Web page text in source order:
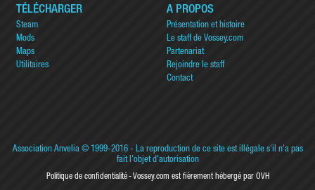
TÉLÉCHARGER
Steam
Mods
Maps
Utilitaires
A PROPOS
Présentation et histoire
Le staff de Vossey.com
Partenariat
Rejoindre le staff
Contact
Association Anvelia© 1999-2016 - La reproduction de ce site est illégale s'il n'a pas
fait l'objet d'autorisation
Politique de confidentialité Vossey.com est fièrement hébergé par OVH